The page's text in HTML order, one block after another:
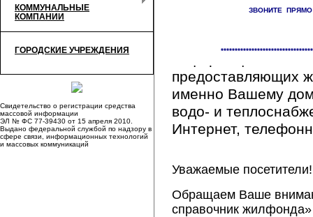
КОММУНАЛЬНЫЕ
КОМПАНИИ
ГОРОДСКИЕ УЧРЕЖДЕНИЯ
Свидетельство о регистрации средства
массовой информации
ЭЛ № ФС 77-39430 от 15 апреля 2010.
Выдано федеральной службой по надзору в
сфере связи, информационных технологий
и массовых коммуникаций
ЗВОНИТЕ
предоставляющих
именно Вашему
водо- и
Интернет,
Уважаемые посетители!
Обращаем Ваше
справочник